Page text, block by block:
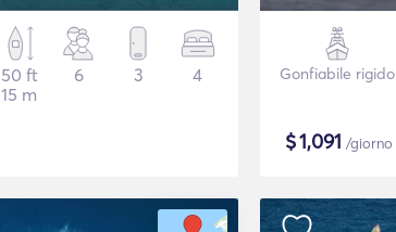
50 ft
15 m
6 3 4 Gonfiabile rigido
$1,091 /giorno